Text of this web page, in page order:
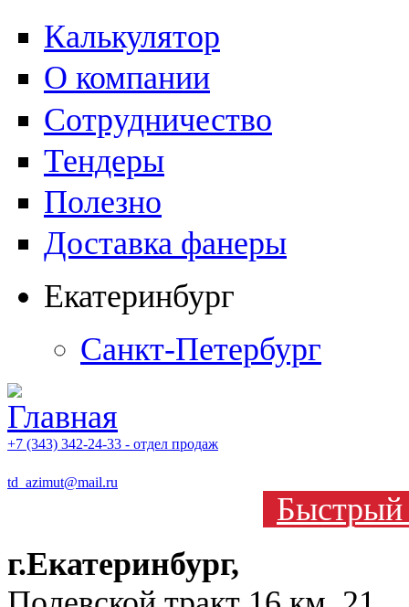
Калькулятор
О компании
Сотрудничество
Тендеры
Полезно
Доставка фанеры
Екатеринбург
Санкт-Петербург
+7 (343) 342-24-33 - отдел продаж
td_azimut@mail.ru
Быстрый
г.Екатеринбург,